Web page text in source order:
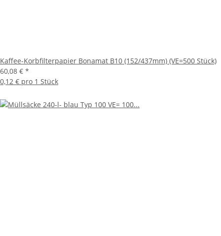
Kaffee-Korbfilterpapier Bonamat B10 (152/437mm) (VE=500 Stück)
60,08 € *
0,12 € pro 1 Stück